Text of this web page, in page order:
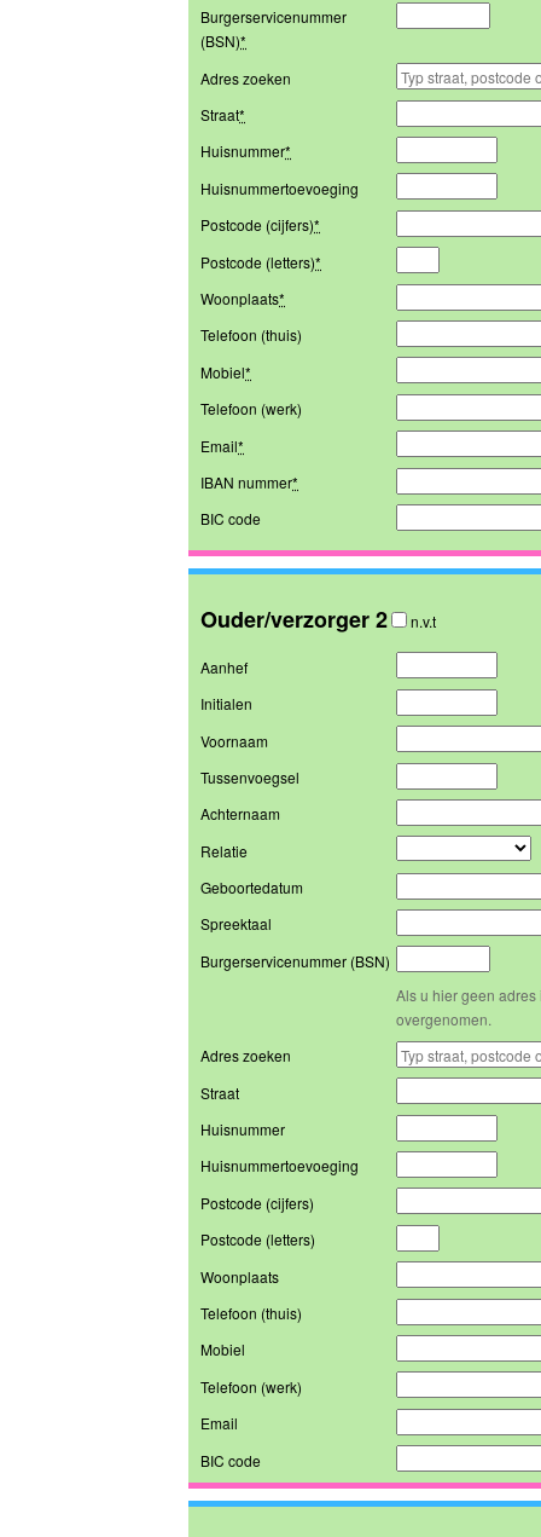
Burgerservicenummer
(BSN)*
Adres zoeken
Straat*
Huisnummer*
Huisnummertoevoeging
Postcode (cijfers)*
Postcode (letters)*
Woonplaats*
Telefoon (thuis)
Mobiel*
Telefoon (werk)
Email*
IBAN nummer*
BIC code
Ouder/verzorger 2 n.v.t
Aanhef
Initialen
Voornaam
Tussenvoegsel
Achternaam
Relatie
Geboortedatum
Spreektaal
Burgerservicenummer (BSN)
Als u hier geen
overgenomen.
Adres zoeken
Straat
Huisnummer
Huisnummertoevoeging
Postcode (cijfers)
Postcode (letters)
Woonplaats
Telefoon (thuis)
Mobiel
Telefoon (werk)
Email
BIC code